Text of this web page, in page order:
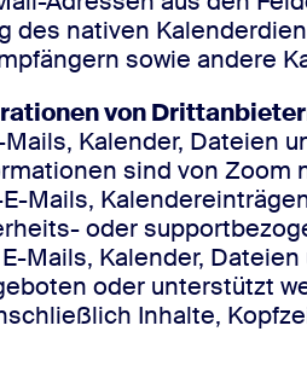
des nativen
sowie andere
von
Mails, Kalender, Dateien
sind von
Mails,
oder
Mails, Kalender,
oder unterstützt
Inhalte,